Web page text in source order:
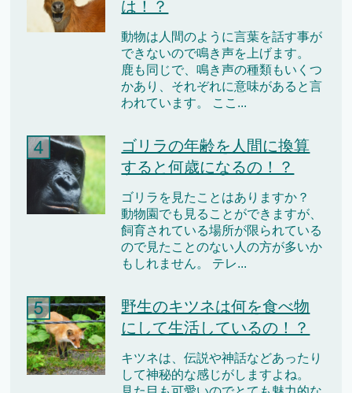
は！？
動物は人間のように言葉を話す事が
できないので鳴き声を上げます。
鹿も同じで、鳴き声の種類もいくつ
かあり、それぞれに意味があると言
われています。 ここ...
ゴリラの年齢を人間に換算
すると何歳になるの！？
ゴリラを見たことはありますか？
動物園でも見ることができますが、
飼育されている場所が限られている
ので見たことのない人の方が多いか
もしれません。 テレ...
野生のキツネは何を食べ物
にして生活しているの！？
キツネは、伝説や神話などあったり
して神秘的な感じがしますよね。